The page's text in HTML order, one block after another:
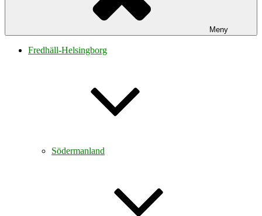
Meny
Fredhäll-Helsingborg
Södermanland